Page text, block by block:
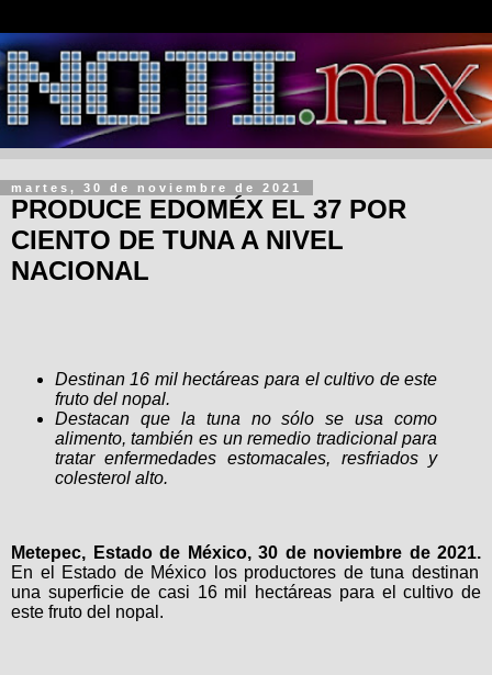
martes, 30 de noviembre de 2021
PRODUCE EDOMÉX EL 37 POR
CIENTO DE TUNA A NIVEL
NACIONAL
Destinan 16 mil hectáreas para el cultivo de este
fruto del nopal.
Destacan que la tuna no sólo se usa como
alimento, también es un remedio tradicional para
tratar enfermedades estomacales, resfriados y
colesterol alto.
Metepec, Estado de México, 30 de noviembre de 2021.
En el Estado de México los productores de tuna destinan
una superficie de casi 16 mil hectáreas para el cultivo de
este fruto del nopal.